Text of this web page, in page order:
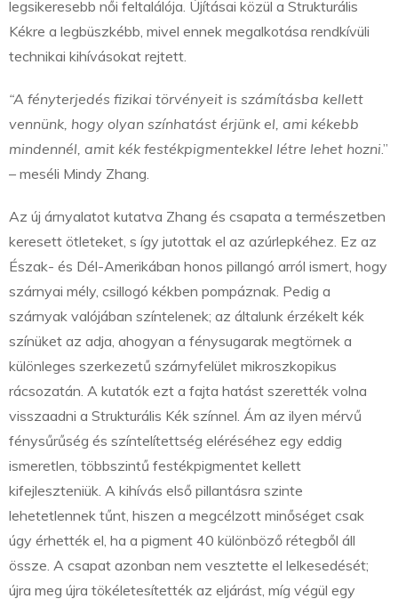
legsikeresebb női feltalálója. Újításai közül a Strukturális
Kékre a legbüszkébb, mivel ennek megalkotása rendkívüli
technikai kihívásokat rejtett.
“A fényterjedés fizikai törvényeit is számításba kellett
vennünk, hogy olyan színhatást érjünk el, ami kékebb
mindennél, amit kék festékpigmentekkel létre lehet hozni.”
– meséli Mindy Zhang.
Az új árnyalatot kutatva Zhang és csapata a természetben
keresett ötleteket, s így jutottak el az azúrlepkéhez. Ez az
Észak- és Dél-Amerikában honos pillangó arról ismert, hogy
szárnyai mély, csillogó kékben pompáznak. Pedig a
szárnyak valójában színtelenek; az általunk érzékelt kék
színüket az adja, ahogyan a fénysugarak megtörnek a
különleges szerkezetű szárnyfelület mikroszkopikus
rácsozatán. A kutatók ezt a fajta hatást szerették volna
visszaadni a Strukturális Kék színnel. Ám az ilyen mérvű
fénysűrűség és színtelítettség eléréséhez egy eddig
ismeretlen, többszintű festékpigmentet kellett
kifejleszteniük. A kihívás első pillantásra szinte
lehetetlennek tűnt, hiszen a megcélzott minőséget csak
úgy érhették el, ha a pigment 40 különböző rétegből áll
össze. A csapat azonban nem vesztette el lelkesedését;
újra meg újra tökéletesítették az eljárást, míg végül egy